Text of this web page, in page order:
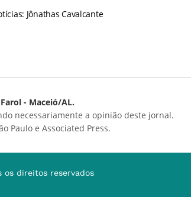
Jônathas Cavalcante
- Maceió/AL.
necessariamente a opinião deste jornal.
Paulo e Associated Press.
os direitos reservados